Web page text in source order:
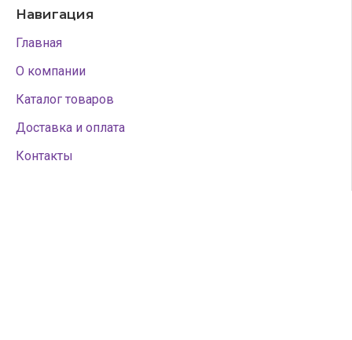
Навигация
Главная
О компании
Каталог товаров
Доставка и оплата
Контакты